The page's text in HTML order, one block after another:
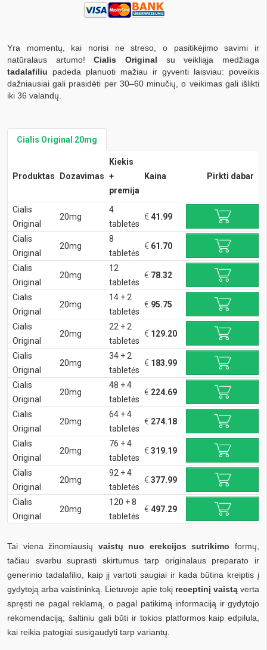
Yra momentų, kai norisi ne streso, o pasitikėjimo savimi ir
natūralaus artumo!Cialis Original su veikliąja medžiaga
tadalafiliu padeda planuoti mažiau ir gyventi laisviau: poveikis
dažniausiai gali prasidėti per 30–60 minučių, o veikimas gali išlikti
iki 36 valandų.
Cialis Original 20mg
Produktas Dozavimas
Kiekis
+
premija
Kaina Pirkti dabar
Cialis
Original
20mg
4
tabletės
€41.99
Cialis
Original
20mg
8
tabletės
€ 61.70
Cialis
Original
20mg
12
tabletės
€ 78.32
Cialis
Original
20mg
14 + 2
tabletės
€ 95.75
Cialis
Original
20mg
22 + 2
tabletės
€ 129.20
Cialis
Original
20mg
34 + 2
tabletės
€ 183.99
Cialis
Original
20mg
48 + 4
tabletės
€ 224.69
Cialis
Original
20mg
64 + 4
tabletės
€ 274.18
Cialis
Original
20mg
76 + 4
tabletės
€319.19
Cialis
Original
20mg
92 + 4
tabletės
€377.99
Cialis
Original
20mg
120 + 8
tabletės
€497.29
Tai viena žinomiausių vaistų nuo erekcijos sutrikimo formų,
tačiau svarbu suprasti skirtumus tarp originalaus preparato ir
generinio tadalafilio, kaip jį vartoti saugiai ir kada būtina kreiptis į
gydytoją arba vaistininką. Lietuvoje apie tokį receptinį vaistą verta
spręsti ne pagal reklamą, o pagal patikimą informaciją ir gydytojo
rekomendaciją; šaltiniu gali būti ir tokios platformos kaip edpilula,
kai reikia patogiai susigaudyti tarp variantų.